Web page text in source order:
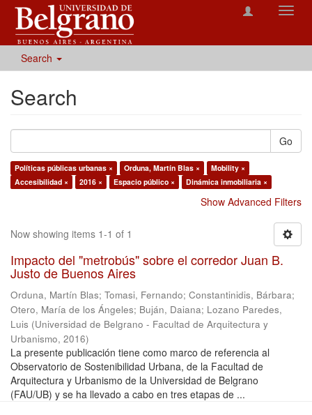
Search
Search
Go
Políticas públicas urbanas × Orduna, Martín Blas ×
Mobility ×
Accesibilidad ×
2016 × Espacio público × Dinámica inmobiliaria ×
Show Advanced Filters
Now showing items 1-1 of 1
Impacto del "metrobús" sobre el corredor Juan B.
Justo de Buenos Aires
Orduna, Martín Blas; Tomasi, Fernando; Constantinidis, Bárbara;
Otero, María de los Ángeles; Buján, Daiana; Lozano Paredes,
Luis (Universidad de Belgrano - Facultad de Arquitectura y
Urbanismo, 2016)
La presente publicación tiene como marco de referencia al
Observatorio de Sostenibilidad Urbana, de la Facultad de
Arquitectura y Urbanismo de la Universidad de Belgrano
(FAU/UB) y se ha llevado a cabo en tres etapas de ...